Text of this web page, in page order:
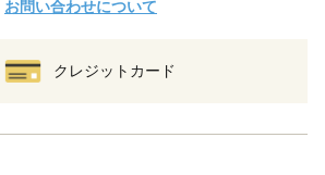
お問い合わせについて
クレジットカード